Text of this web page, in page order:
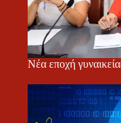
Νέα εποχή